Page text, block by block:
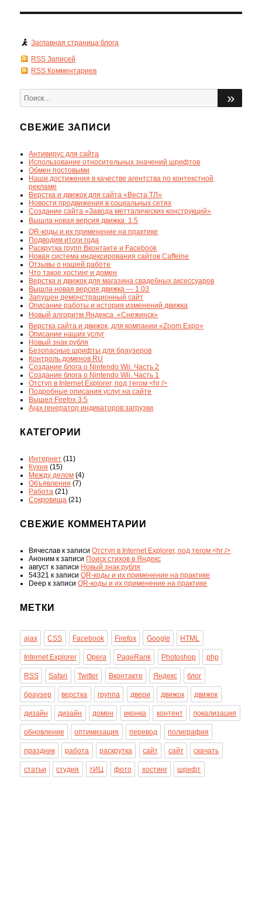
Заглавная страница блога
RSS Записей
RSS Комментариев
СВЕЖИЕ ЗАПИСИ
Антивирус для сайта
Использование относительных значений шрифтов
Обмен постовыми
Наши достижения в качестве агентства по контекстной
рекламе
Верстка и движок для сайта «Веста ТЛ»
Новости продвижения в социальных сетях
Создание сайта «Завода метталических конструкций»
Вышла новая версия движка  1.5
QR-коды и их применение на практике
Подводим итоги года
Раскрутка групп Вконтакте и Facebook
Новая система индексирования сайтов Caffeine
Отзывы о нашей работе
Что такое хостинг и домен
Верстка и движок для магазина свадебных аксессуаров
Вышла новая версия движка — 1.03
Запущен демонстрационный сайт
Описание работы и история изменений движка
Новый алгоритм Яндекса  «Снежинск»
Верстка сайта и движок, для компании «Zoom Expo»
Описание наших услуг
Новый знак рубля
Безопасные шрифты для браузеров
Контроль доменов RU
Создание блога о Nintendo Wii. Часть 2
Создание блога о Nintendo Wii. Часть 1
Отступ в Internet Explorer, под тегом <hr />
Подробные описания услуг на сайте
Вышел Firefox 3.5
Ajax генератор индикаторов загрузки
КАТЕГОРИИ
Интернет (11)
Кухня (15)
Между делом (4)
Объявления (7)
Работа (21)
Сокровища (21)
СВЕЖИЕ КОММЕНТАРИИ
Вячеслав к записиОтступ в Internet Explorer, под тегом <hr />
Аноним к записи Поиск стихов в Яндекс
август к записи Новый знак рубля
54321 к записиQR-коды и их применение на практике
Deep к записиQR-коды и их применение на практике
МЕТКИ
ajax CSS Facebook Firefox Google HTML
Internet Explorer Opera PageRank Photoshop php
RSS Safari Twitter Вконтакте Яндекс блог
браузер верстка группа двери движок движок
дизайн дизайн домен иконка контент локализация
обновление оптимизация перевод полиграфия
праздник работа раскрутка сайт сайт скачать
статьи студия тИЦ фото хостинг шрифт